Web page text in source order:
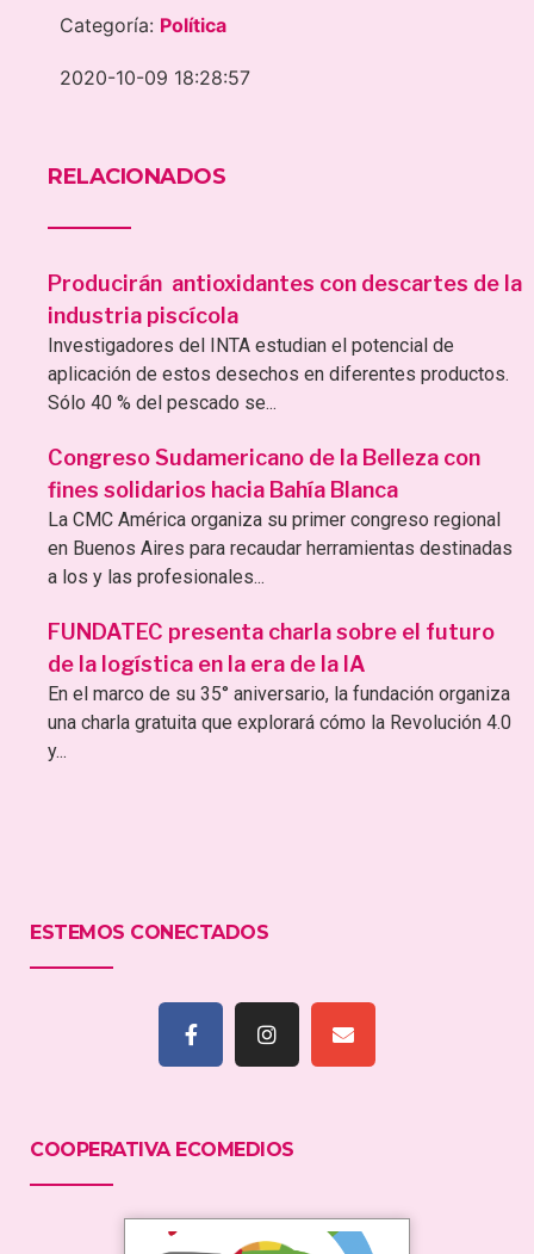
Categoría: Política
2020-10-09 18:28:57
RELACIONADOS
Producirán antioxidantes con descartes de la
industria piscícola
Investigadores del INTA estudian el potencial de
aplicación de estos desechos en diferentes productos.
Sólo 40 % del pescado se...
Congreso Sudamericano de la Belleza con
fines solidarios hacia Bahía Blanca
La CMC América organiza su primer congreso regional
en Buenos Aires para recaudar herramientas destinadas
a los y las profesionales...
FUNDATEC presenta charla sobre el futuro
de la logística en la era de la IA
En el marco de su 35° aniversario, la fundación organiza
una charla gratuita que explorará cómo la Revolución 4.0
y...
ESTEMOS CONECTADOS
COOPERATIVA ECOMEDIOS